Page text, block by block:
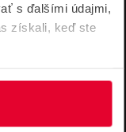
s ďalšími údajmi,
získali, keď ste
montáž po
list